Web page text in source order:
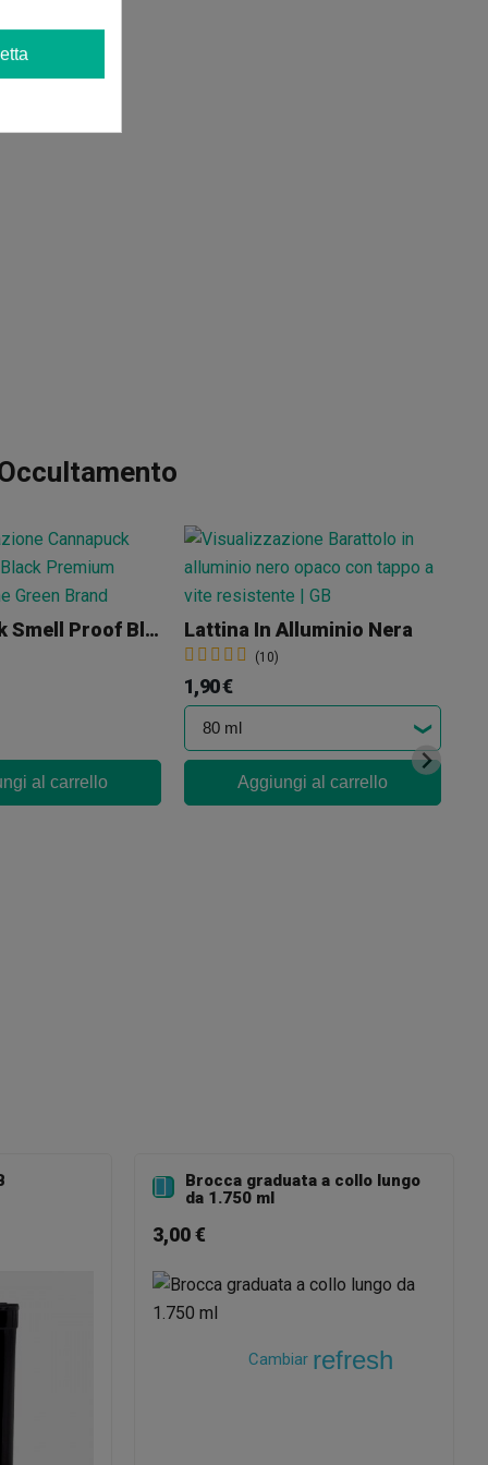
Cannapuck Smell Proof Black Premium 55mm GB The Green Brand
al carrello
Lattina In Alluminio Nera
(10)
1,90 €
Aggiungi al carrello

Brocca graduata a collo lungo
da 1.750 ml
3,00 €
Cambiar refresh